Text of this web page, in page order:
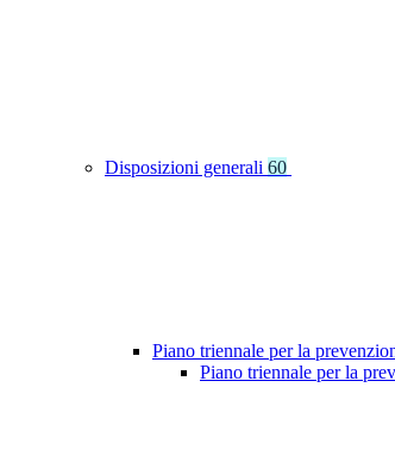
Disposizioni generali 60
Piano triennale per la
Piano triennale per la